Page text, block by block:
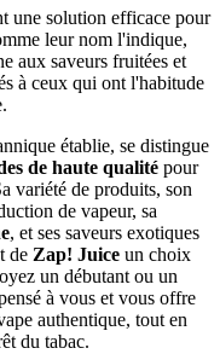
une solution efficace pour
leur nom l'indique,
aux saveurs fruitées et
à ceux qui ont l'habitude
établie, se distingue
de haute qualité pour
variété de produits, son
de vapeur, sa
, et ses saveurs exotiques
de Zap! Juice un choix
un débutant ou un
à vous et vous offre
authentique, tout en
du tabac.